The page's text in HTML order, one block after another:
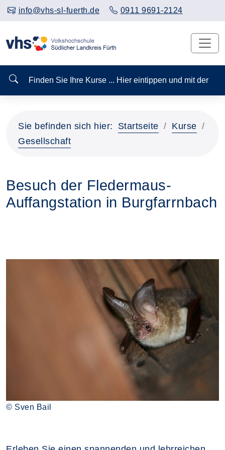
info@vhs-sl-fuerth.de 0911 9691-2124
Finden Sie Ihre Kurse ... Hier eintippen und mit
Sie befinden sich hier: Startseite
Kurse
Gesellschaft
Besuch der Fledermaus-
Auffangstation in Burgfarrnbach
© Sven Bail